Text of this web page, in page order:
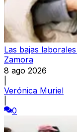
Las bajas
Zamora
8 ago 2026
Verónica Muriel
0